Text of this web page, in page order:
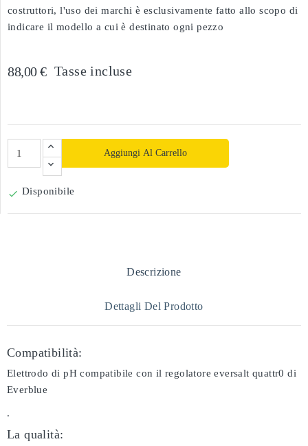
costruttori, l'uso dei marchi è esclusivamente fatto allo scopo di
indicare il modello a cui è destinato ogni pezzo
88,00 € Tasse incluse
Aggiungi Al Carrello
 Disponibile
Descrizione
Dettagli Del Prodotto
Compatibilità:
Elettrodo di pH compatibile con il regolatore eversalt quattr0 di
Everblue
.
La qualità: